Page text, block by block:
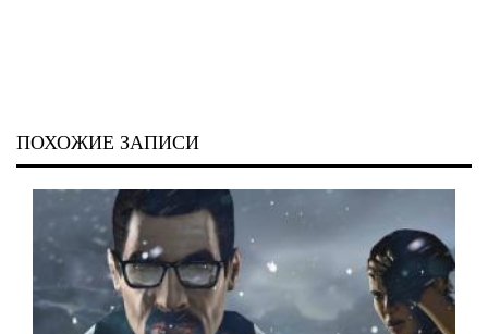
ПОХОЖИЕ ЗАПИСИ